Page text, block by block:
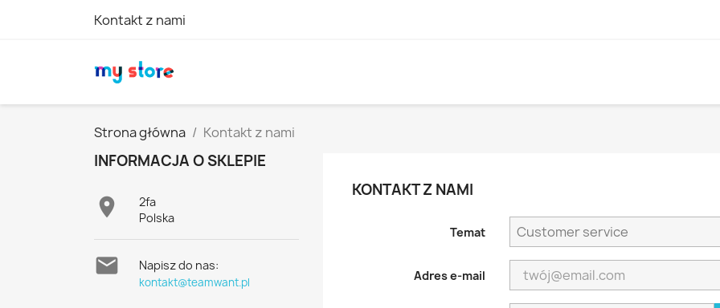
Kontakt z nami
Strona główna Kontakt z nami
INFORMACJA O SKLEPIE

2fa
Polska
 Napisz do nas:
kontakt@teamwant.pl
KONTAKT Z NAMI
Temat
Adres e-mail